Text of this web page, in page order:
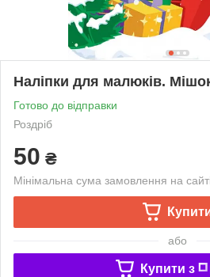
Наліпки для малюків.
Готово до відправки
Роздріб
50 ₴
Мінімальна сума замовлення на
або
Купити з